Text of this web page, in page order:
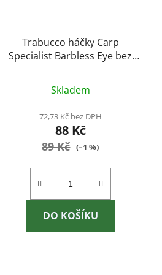
Trabucco háčky Carp
Specialist Barbless Eye bez
Skladem
72,73 Kč bez DPH
88 Kč
89 Kč (–1 %)
DO KOŠÍKU